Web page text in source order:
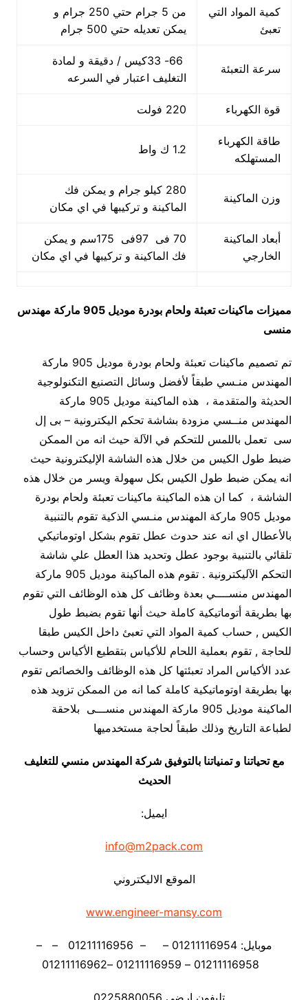
كمية المواد التي
تعبئ
من 5 جرام حتي 250 جرام و
يمكن تعديله حتي 500 جرام
سرعة التعبئة
66- 33كيس / دقيقة و لمادة
التغليف اعتبار في السرعه
قوة الكهرباء 220 فولت
طاقة الكهرباء
المستهلكه
1.2 ك واط
وزن الماكينة
280 كيلو جرام و يمكن فك
الماكينة و تركيبها في اي مكان
أبعاد الماكينة
الخارجي
70 فى 97فى 175سم و يمكن
فك الماكينة و تركيبها في اي مكان
مميزات ماكينات تعبئة ولحام بودرة
موديل 905 ماركة مهندس
منسى
تم تصميم ماكينات تعبئة ولحام بودرة موديل 905 ماركة
المهندس منـسي طبقاً لأفضل وسائل التصنيع التكنولوجية
الحديثة والمتقدمة ، هذه الماكينة موديل 905 ماركة
المهندس منــسي مزودة بشاشة تحكم اليكترونية – بى إل
سى تعمل باللمس للتحكم في الآلة حيث انه من الممكن
ضبط طول الكيس من خلال هذه الشاشة الإليكترونية حيث
انه يمكن ضبط طول الكيس بكل سهولة ويسر من خلال هذه
الشاشة ، كما ان هذه الماكينة ماكينات تعبئة ولحام بودرة
موديل 905 ماركة المهندس منـسي الذكية تقوم بالتنبية
بالأعطال اي انه عند حدوث عطل تقوم بشكل اوتوماتيكي
تلقائي بالتنبية بوجود عطل وتحديد هذا العطل علي شاشة
التحكم الآليكترونية . تقوم هذه الماكينة موديل 905 ماركة
المهندس منســــي بعدة وظائف كل هذه الوظائف التي تقوم
بها بطريقة أتوماتيكية كاملة حيث أنها تقوم بضبط طول
الكيس , حساب كمية المواد التي تعبئ داخل الكيس طبقا
للحاجة , تقوم بعملية اللحام للأكياس بتقطيع الأكياس وحساب
عدد الأكياس المراد تعبئتها كل هذه الوظائف والخصائص تقوم
بها بطريقة اوتوماتيكية كاملة كما انه من الممكن تزويد هذه
الماكينة موديل 905 ماركة المهندس منســـى بلاحقة
لطباعة التاريخ وذلك طبقاً لحاجة مستخدميها
مع تحياتنا و تمنياتنا بالتوفيق شركة المهندس منسي للتغليف
الحديث
ايميل:
info@m2pack.com
الموقع الاليكتروني
www.engineer-mansy.com
موبايل: 01211116954 – – 01211116956 – –
تليفون ارضي 0225880056